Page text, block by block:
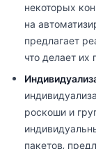
некоторых
на
предлагает
что делает
роскоши и
пакетов,